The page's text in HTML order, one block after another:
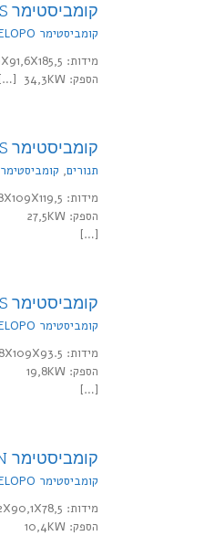
קומביסטימר 20X1/1GN PLUS
קומביסטימר ANGELOPO, תנור תעשייתי
מידות: 92,9X91,6X185,5 ס"מ
הספק: 34,3KW […]
קומביסטימר 12X2/1GN PLUS חשמל
תנורים, קומביסטימר ANGELOPO, תנור תעשייתי
מידות: 117,8X109X119,5 ס"מ
הספק: 27,5KW
[…]
קומביסטימר 8X2/1GN PLUS חשמל
קומביסטימר ANGELOPO, תנור תעשייתי
מידות: 117.8X109X93.5 ס"מ
הספק: 19,8KW
[…]
קומביסטימר PLUS 6X1/1GN חשמל
קומביסטימר ANGELOPO, תנור תעשייתי
מידות: 92X90,1X78,5 ס"מ
הספק: 10,4KW